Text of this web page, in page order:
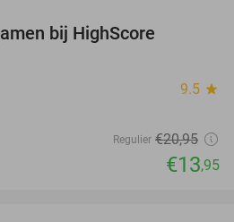
bij HighScore
9.5 star
Regulier €20,95
€13,95